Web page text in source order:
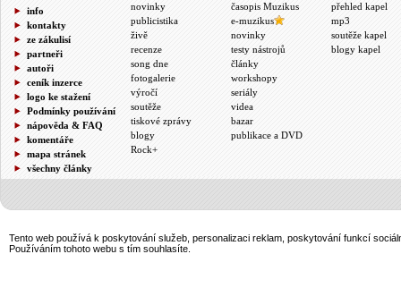
info
kontakty
ze zákulisí
partneři
autoři
ceník inzerce
logo ke stažení
Podmínky používání
nápověda & FAQ
komentáře
mapa stránek
všechny články
novinky
publicistika
živě
recenze
song dne
fotogalerie
výročí
soutěže
tiskové zprávy
blogy
Rock+
časopis Muzikus
e-muzikus
novinky
testy nástrojů
články
workshopy
seriály
videa
bazar
publikace a DVD
přehled kapel
mp3
soutěže kapel
blogy kapel
Tento web používá k poskytování služeb, personalizaci reklam, poskytování funkcí
Používáním tohoto webu s tím souhlasíte.